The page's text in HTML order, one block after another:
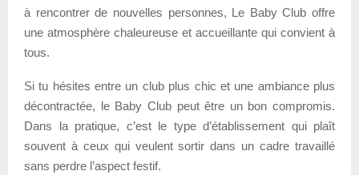
à rencontrer de nouvelles personnes, Le Baby Club offre
une atmosphère chaleureuse et accueillante qui convient à
tous.
Si tu hésites entre un club plus chic et une ambiance plus
décontractée, le Baby Club peut être un bon compromis.
Dans la pratique, c’est le type d’établissement qui plaît
souvent à ceux qui veulent sortir dans un cadre travaillé
sans perdre l’aspect festif.